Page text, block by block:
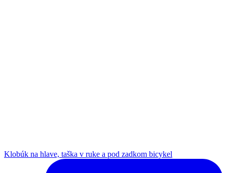
Klobúk na hlave, taška v ruke a pod zadkom bicykel